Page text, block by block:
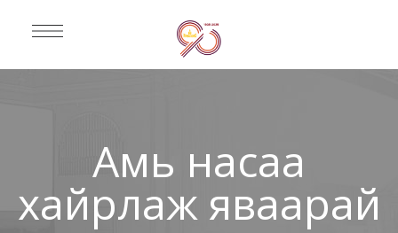
Амь насаа
хайрлаж яваарай